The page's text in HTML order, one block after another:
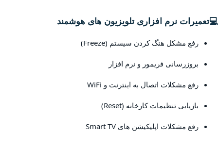
💻تعمیرات نرم افزاری تلویزیون های هوشمند
رفع مشکل هنگ کردن سیستم (Freeze)
بروزرسانی فریمور و نرم افزار
رفع مشکلات اتصال به اینترنت و WiFi
بازیابی تنظیمات کارخانه (Reset)
رفع مشکلات اپلیکیشن های Smart TV